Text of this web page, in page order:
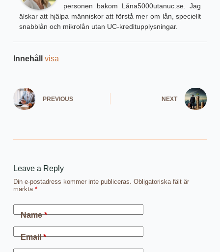
personen bakom Låna5000utanuc.se. Jag
älskar att hjälpa människor att förstå mer om lån, speciellt
snabblån och mikrolån utan UC-kreditupplysningar.
Innehåll visa
PREVIOUS NEXT
Leave a Reply
Din e-postadress kommer inte publiceras. Obligatoriska fält är
märkta *
Name*
Email*